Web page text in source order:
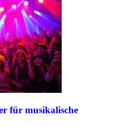
für musikalische